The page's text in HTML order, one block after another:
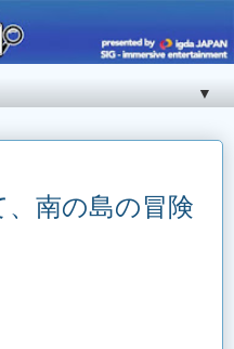
▼
、南の島の冒険